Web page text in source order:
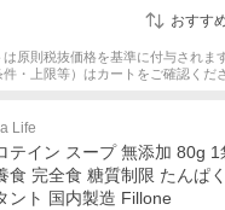
おすす
は原則税抜価格を基準に付与されま
・上限等）はカートをご確認くだ
Life
テイン スープ 無添加 80g 1
食 完全食 糖質制限 たんぱ
ント 国内製造 Fillone